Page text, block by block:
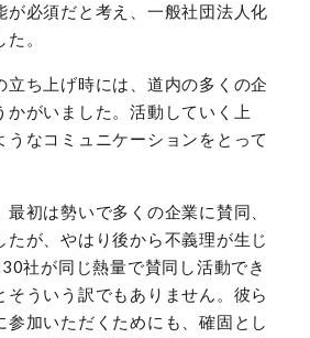
が必須だと考え、一般社団法人化
。
立ち上げ時には、道内の多くの企
かがいました。活動していく上
うなコミュニケーションをとって
最初は勢いで多くの企業に賛同、
たが、やはり後から不義理が生じ
社が同じ熱量で賛同し活動でき
そういう訳でもありません。彼ら
参加いただくためにも、確固とし